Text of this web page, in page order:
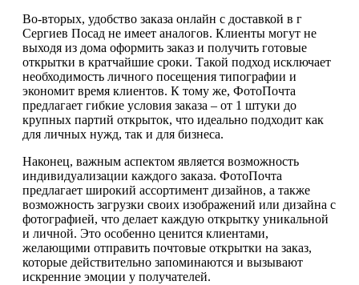
Во-вторых, удобство заказа онлайн с доставкой в г
Сергиев Посад не имеет аналогов. Клиенты могут не
выходя из дома оформить заказ и получить готовые
открытки в кратчайшие сроки. Такой подход исключает
необходимость личного посещения типографии и
экономит время клиентов. К тому же, ФотоПочта
предлагает гибкие условия заказа – от 1 штуки до
крупных партий открыток, что идеально подходит как
для личных нужд, так и для бизнеса.
Наконец, важным аспектом является возможность
индивидуализации каждого заказа. ФотоПочта
предлагает широкий ассортимент дизайнов, а также
возможность загрузки своих изображений или дизайна с
фотографией, что делает каждую открытку уникальной
и личной. Это особенно ценится клиентами,
желающими отправить почтовые открытки на заказ,
которые действительно запоминаются и вызывают
искренние эмоции у получателей.